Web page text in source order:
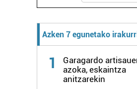
Azken 7 egunetako
1
Garagardo
azoka, eskaintza
anitzarekin